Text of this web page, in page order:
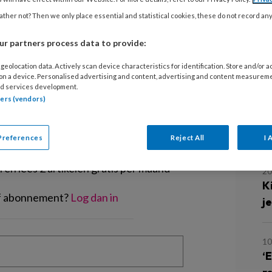
lezen?
lees 2 artikelen gratis per maand
Log dan in
not? Then we only place essential and statistical cookies, these do not record
partners process data to provide:
data. Actively scan device characteristics for identification. Store and/or
a device. Personalised advertising and content, advertising and content
services development.
(vendors)
Reject All I